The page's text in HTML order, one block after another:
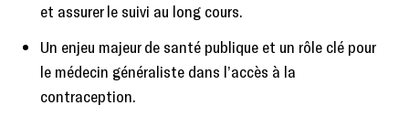
et assurer le suivi au long cours.
Un enjeu majeur de santé publique et un rôle clé pour
le médecin généraliste dans l’accès à la
contraception.